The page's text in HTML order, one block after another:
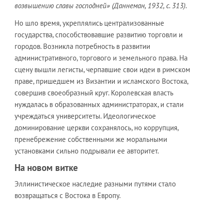
возвышению славы господней» (Даннеман, 1932, с. 313).
Но шло время, укреплялись централизованные
государства, способствовавшие развитию торговли и
городов. Возникла потребность в развитии
административного, торгового и земельного права. На
сцену вышли легисты, черпавшие свои идеи в римском
праве, пришедшем из Византии и исламского Востока,
совершив своеобразный круг. Королевская власть
нуждалась в образованных администраторах, и стали
учреждаться университеты. Идеологическое
доминирование церкви сохранялось, но коррупция,
пренебрежение собственными же моральными
установками сильно подрывали ее авторитет.
На новом витке
Эллинистическое наследие разными путями стало
возвращаться с Востока в Европу.